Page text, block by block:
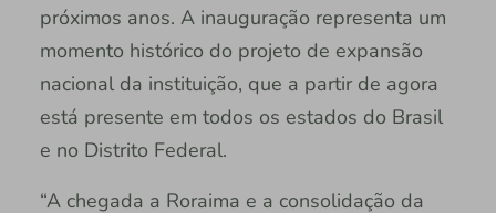
próximos anos. A inauguração representa um
momento histórico do projeto de expansão
nacional da instituição, que a partir de agora
está presente em todos os estados do Brasil
e no Distrito Federal.
“A chegada a Roraima e a consolidação da